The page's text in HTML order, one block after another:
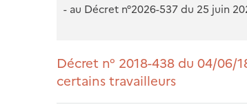
- au Décret n°2026-537 du 25 juin
Décret n° 2018-438 du 04/
certains travailleurs